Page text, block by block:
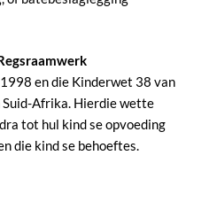
en die Kinderwet 38 van
Afrika. Hierdie wette
tot hul kind se opvoeding
die kind se behoeftes.